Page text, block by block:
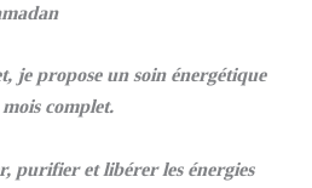
je propose un soin énergétique
complet.
purifier et libérer les énergies